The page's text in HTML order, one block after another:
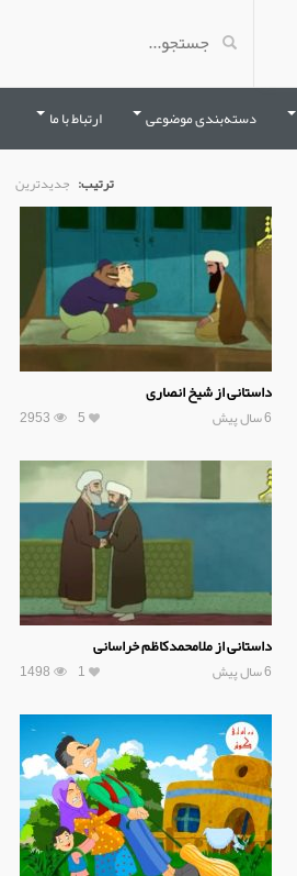
دسته‌بندی موضوعی ارتباط با ما
ترتیب: جدیدترین
داستانی از شیخ انصاری
6 سال پیش 2953 5
داستانی از ملامحمدکاظم خراسانی
6 سال پیش 1498 1